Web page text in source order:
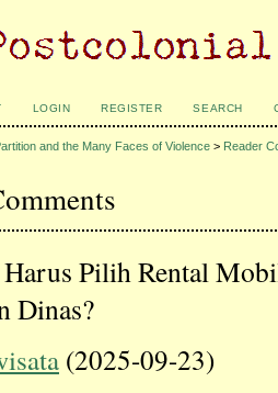
LOGIN REGISTER SEARCH
and the Many Faces of Violence > Reader
Harus Pilih Rental
Dinas?
(2025-09-23)